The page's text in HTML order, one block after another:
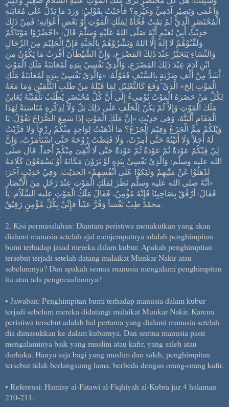
وَأَعْمَى وَبَصِيْرٍ آدَمِيٍّ وَغَيْرِهِ؟ فَأَجَبْتُ بِقَوْلِيْ: وَرَدَ مَا يَدُلُّ عَلَى مُعَايَنَةِ
الْمُحْتَضَرِ الَّذِيْ لَمْ يَمُتْ فُجْأَةً لِمَلَكِ الْمَوْتِ أَوْ بَعْضِ أَعْوَانِهِ؛ فَمِنْ ذَلِكَ
حَدِيْثُ أَبِيْ نُعَيْمٍ أَنَّهُ صَلّى اللهُ عَلَيْهِ وَسَلََّّمَ قَالَ: «احْضُرُوْا مَوْتَاكُمْ
وَلَقِّنُوْهُمْ لَا إِلَهَ إِلَّا اللهُ وَبَشِّرُوْهُمْ بِالْجَنَّةِ فَإِنَّّ الْحَلِيْمَ مِنَ الرِّجَالِ
وَالنِّسَاءِ يَتَحَيَّرُ عِنْدَ ذَلِكَ المَصْرَعِ، وَإِنَّ الشَّيْطَانَ أَقْرَبُ مَا يَكُوْنُ مِنِ
ابْنِ آدَمَ عِنْدَ ذَلِكَ المَصْرَعِ، وَالّذِيْ نَفْسِيْ بِيَدِهِ لَمُعَايَنَةُ مَلَكِ الْمَوْتِ
أَشَدُّ مِنْ أَلْفِ ضَرْبَةٍ بِالسَّيْفِ فَقَوْلُهُ: «وَالَّذِيْ نَفْسِيْ بِيَدِهِ لَمُعَايَنَةُ مَلَكِ
الْمَوْتِ إلخ» الَّذِيْ َوَقَعَ كَالتَّعْلِيْلِ لِمَا قَبْلَهُ مِنْ طَلَبِ التَّلْقِيْنِ وَمَا مَعَهُ
لِكُلِّ مَنْ حَضَرَهُ الْمَوْتُ يُوْمِىءُ إِلَى أَنَّ كُلَّ مُحْتَضَرٍ يُطْلَبُ تَلْقِيْنُهُ يُعَايِنُ
مَلَكَ الْمَوْتِ وَإِلاَّ لَمْ يَكُنْ لِلْحَلَفِ عَلَى ذَلِكَ بَلْ وَلَا لِذِكْرِهِ مُنَاسَبَةٌ لِهَذَا
الْمَقَامِ أَلْبَتَّةَ، وَفِي حَدِيْثِ «إِنَّ مَلَكَ الْمَوْتِ إِذَا سَمِعَ الصُّرَاخَ يَقُوْلُ: يَا
وَيْلَكُمْ مِمَّ الْجَزَعُ وَفِيْمَ الْجَزَعُ؟ مَا أَذْهَبْتُ لِوَاحِدٍ مِنْكُمْ رِزْقاً وَلَا قَرَّبْتُ
لَهُ أَجَلاً وَلَا أَتَيْتُهُ حَتَّى أُمِرْتُ، وَلَا قَبَضْتُ رُوْحَهُ حَتَّى اسْتَأْمَرْتُ، وَإِنَّ
لِيْ فِيْكُمْ عَوْدَةً ثُمَّ عَوْدَةً ثُمَّ عَوْدَةً حَتَّى لَا أُبْقِىَ مِنْكُمْ أَحَداً. قال صلى
الله عليه وسلّم: وَالّذِيْ نَفْسِيْ بِيَدِهِ لَوْ يَرَوْنَ مَكَانَهُ أَوْ يَسْمَعُوْنَ كَلَامَهُ
لَذَهَلُوْا عَنْ مَيِّتِهِمْ وَلَبَكَوْا عَلَى أَنْفُسِهِمْ» الحديْثَ. وَفِيْ حَدِيْثٍ آخَرَ:
«أنَّهُ صلى الله عليه وسلّم نَظَرَ لِمَلَكِ الْمَوْتِ عِنْدَ رَجُلٍ مِنَ الْأَنْصَارِ
فَقَالَ: اُرْفُقْ بِصَاحِبِنَا فَإِنَّهُ مُؤْمِنٌ، فَقَالَ مَلَكُ الْمَوْتِ عليه السَّلَاُم: يَا
محمّدُ طِبْ نَفْساً وَقُرَّ عيْناً فإِنِّيْ بِكُلِّ مُؤْمِنٍ رَفِيْقٌ.
2. Kisi permasalahan: Diantara peristiwa menakutkan yang akan
dialami manusia setelah ajal menjemputnya adalah penghimpitan
bumi terhadap jasad mereka dalam kubur. Apakah penghimpitan
tersebut terjadi setelah datang malaikat Munkar Nakir atau
sebelumnya? Dan apakah semua manusia mengalami penghimpitan
itu atau ada pengecualiannya?
• Jawaban: Penghimpitan bumi terhadap manusia dalam kubur
terjadi sebelum mereka didatangi malaikat Munkar Nakir. Karena
peristiwa tersebut adalah hal pertama yang dialami manusia setelah
dia dimasukkan ke dalam kuburnya. Dan semua manusia pasti
mengalaminya baik yang muslim atau kafir, yang saleh atau
durhaka. Hanya saja bagi yang muslim dan saleh, penghimpitan
tersebut tidak berlangsumg lama, berbeda dengan orang-orang kafir.
• Referensi: Hamisy al-Fatawi al-Fiqhiyah al-Kubra juz 4 halaman
210-211.